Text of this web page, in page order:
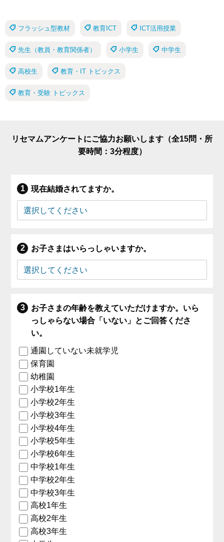
フラッシュ型教材 教育ICT ICT活用授業
先生（教員・教育関係者） 小学生 中学生
高校生 教育・IT トピックス
教育・受験 トピックス
リセマムアンケートにご協力お願いします（全15問・所
要時間：3分程度）
現在結婚されてますか。
お子さまはいらっしゃいますか。
お子さまの年齢を教えていただけますか。いら
っしゃらない場合「いない」とご回答くださ
い。
通園していない未就学児
保育園
幼稚園
小学校1年生
小学校2年生
小学校3年生
小学校4年生
小学校5年生
小学校6年生
中学校1年生
中学校2年生
中学校3年生
高校1年生
高校2年生
高校3年生